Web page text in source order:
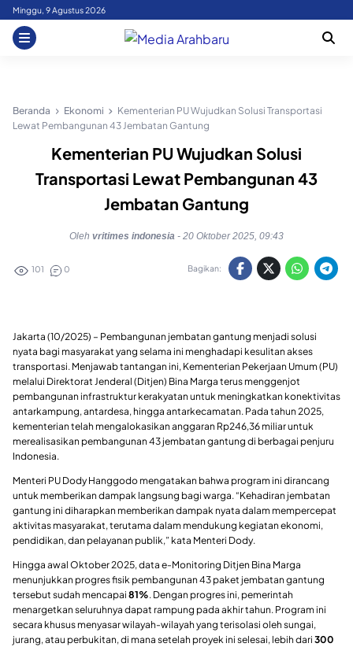
Skip
content
Minggu, 9 Agustus 2026
Beranda Ekonomi
Kementerian PU Wujudkan Solusi Transportasi
Lewat Pembangunan 43 Jembatan Gantung
Kementerian PU Wujudkan Solusi
Transportasi Lewat Pembangunan 43
Jembatan Gantung
Oleh vritimes indonesia - 20 Oktober 2025, 09:43
101 0 Bagikan:
Jakarta (10/2025) – Pembangunan jembatan gantung menjadi solusi
nyata bagi masyarakat yang selama ini menghadapi kesulitan akses
transportasi. Menjawab tantangan ini, Kementerian Pekerjaan Umum (PU)
melalui Direktorat Jenderal (Ditjen) Bina Marga terus menggenjot
pembangunan infrastruktur kerakyatan untuk meningkatkan konektivitas
antarkampung, antardesa, hingga antarkecamatan. Pada tahun 2025,
kementerian telah mengalokasikan anggaran Rp246,36 miliar untuk
merealisasikan pembangunan 43 jembatan gantung di berbagai penjuru
Indonesia.
Menteri PU Dody Hanggodo mengatakan bahwa program ini dirancang
untuk memberikan dampak langsung bagi warga. “Kehadiran jembatan
gantung ini diharapkan memberikan dampak nyata dalam mempercepat
aktivitas masyarakat, terutama dalam mendukung kegiatan ekonomi,
pendidikan, dan pelayanan publik,” kata Menteri Dody.
Hingga awal Oktober 2025, data e-Monitoring Ditjen Bina Marga
menunjukkan progres fisik pembangunan 43 paket jembatan gantung
tersebut sudah mencapai 81%. Dengan progres ini, pemerintah
menargetkan seluruhnya dapat rampung pada akhir tahun. Program ini
secara khusus menyasar wilayah-wilayah yang terisolasi oleh sungai,
jurang, atau perbukitan, di mana setelah proyek ini selesai, lebih dari 300